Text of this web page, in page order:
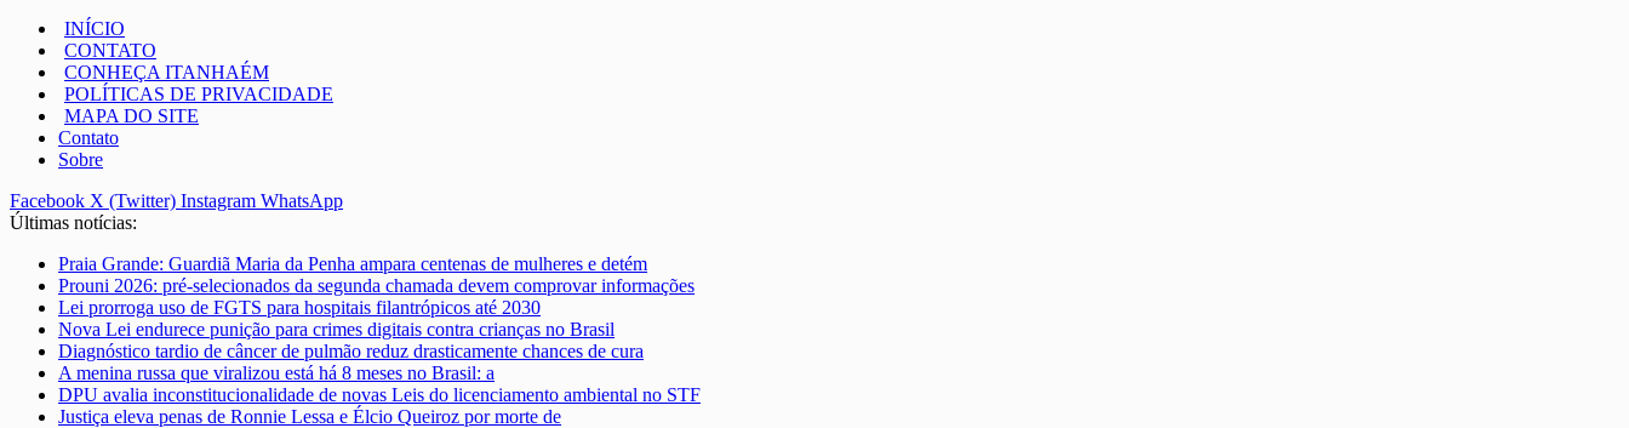
INÍCIO
CONTATO
CONHEÇA ITANHAÉM
POLÍTICAS DE PRIVACIDADE
MAPA DO SITE
Contato
Sobre
Facebook X (Twitter) Instagram WhatsApp
Últimas notícias:
Praia Grande: Guardiã Maria da Penha ampara centenas de mulheres e detém
Prouni 2026: pré-selecionados da segunda chamada devem comprovar informações
Lei prorroga uso de FGTS para hospitais filantrópicos até 2030
Nova Lei endurece punição para crimes digitais contra crianças no Brasil
Diagnóstico tardio de câncer de pulmão reduz drasticamente chances de cura
A menina russa que viralizou está há 8 meses no Brasil: a
DPU avalia inconstitucionalidade de novas Leis do licenciamento ambiental no STF
Justiça eleva penas de Ronnie Lessa e Élcio Queiroz por morte de